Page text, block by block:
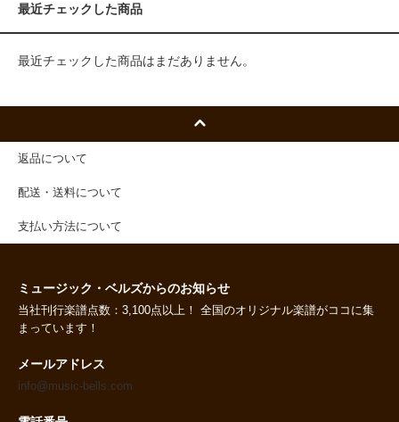
最近チェックした商品
最近チェックした商品はまだありません。
返品について
配送・送料について
支払い方法について
ミュージック・ベルズからのお知らせ
当社刊行楽譜点数：3,100点以上！ 全国のオリジナル楽譜がココに集
まっています！
メールアドレス
info@music-bells.com